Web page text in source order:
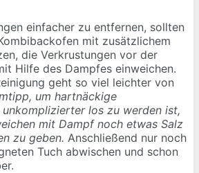
einfacher zu entfernen, sollten
mit zusätzlichem
die Verkrustungen vor der
Hilfe des Dampfes einweichen.
geht so viel leichter von
um hartnäckige
unkomplizierter los zu werden ist,
mit Dampf noch etwas Salz
zu geben. Anschließend nur noch
Tuch abwischen und schon